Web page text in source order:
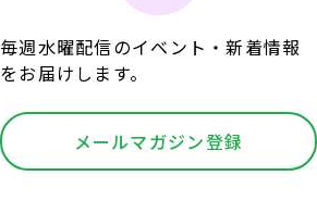
毎週水曜配信のイベント・新着情報
をお届けします。
メールマガジン登録